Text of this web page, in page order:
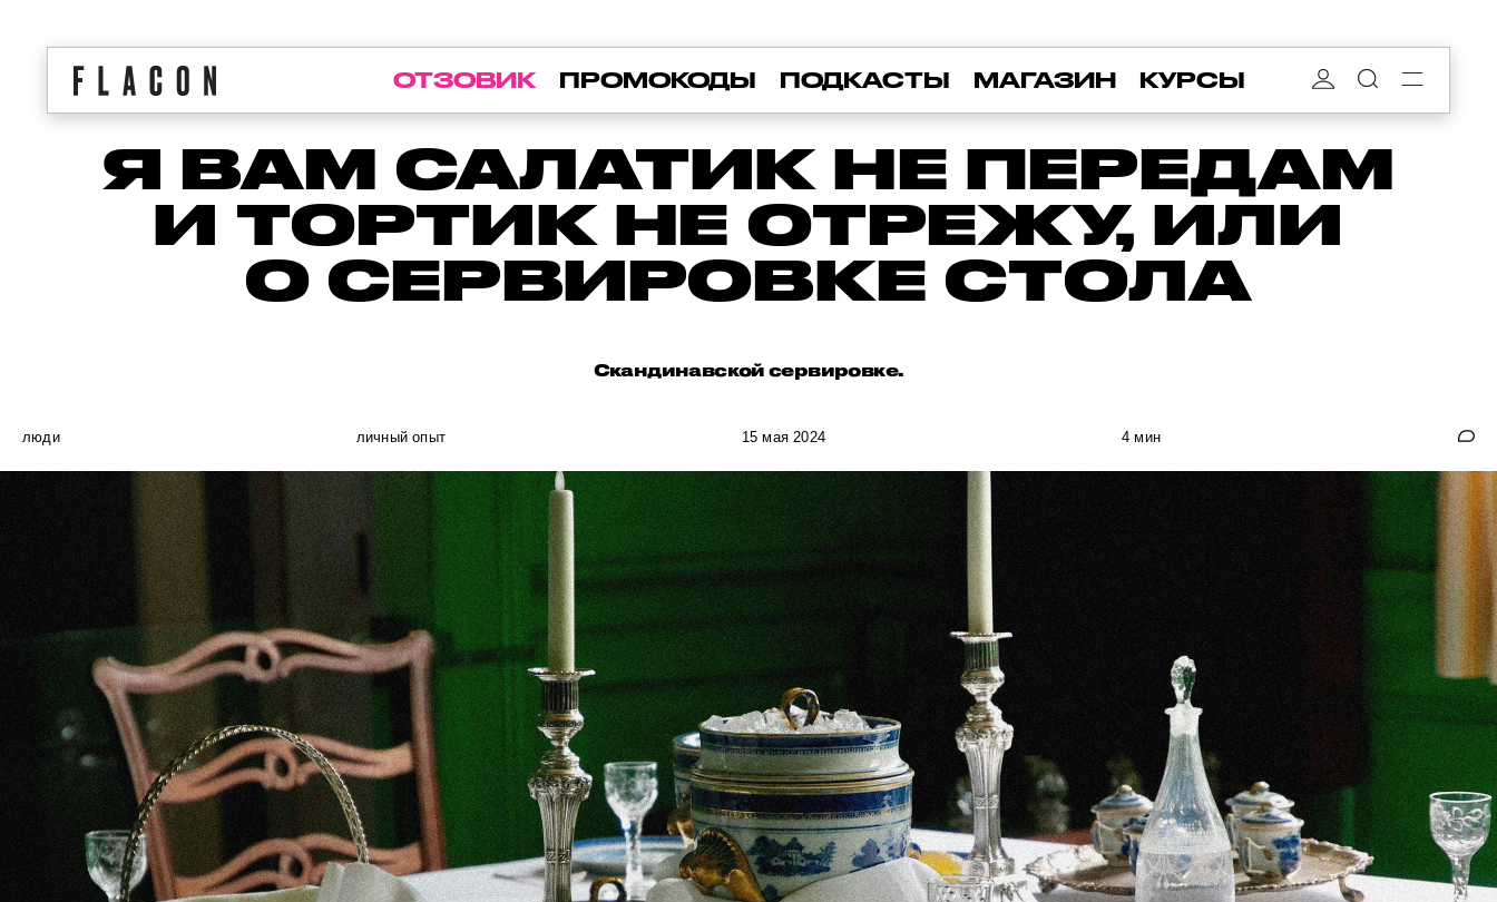
ОТЗОВИК ПРОМОКОДЫ ПОДКАСТЫ МАГАЗИН КУРСЫ
Я ВАМ САЛАТИК НЕ ПЕРЕДАМ
И ТОРТИК НЕ ОТРЕЖУ, ИЛИ
О СЕРВИРОВКЕ СТОЛА
Скандинавской сервировке.
люди личный опыт 15 мая 2024 4 мин